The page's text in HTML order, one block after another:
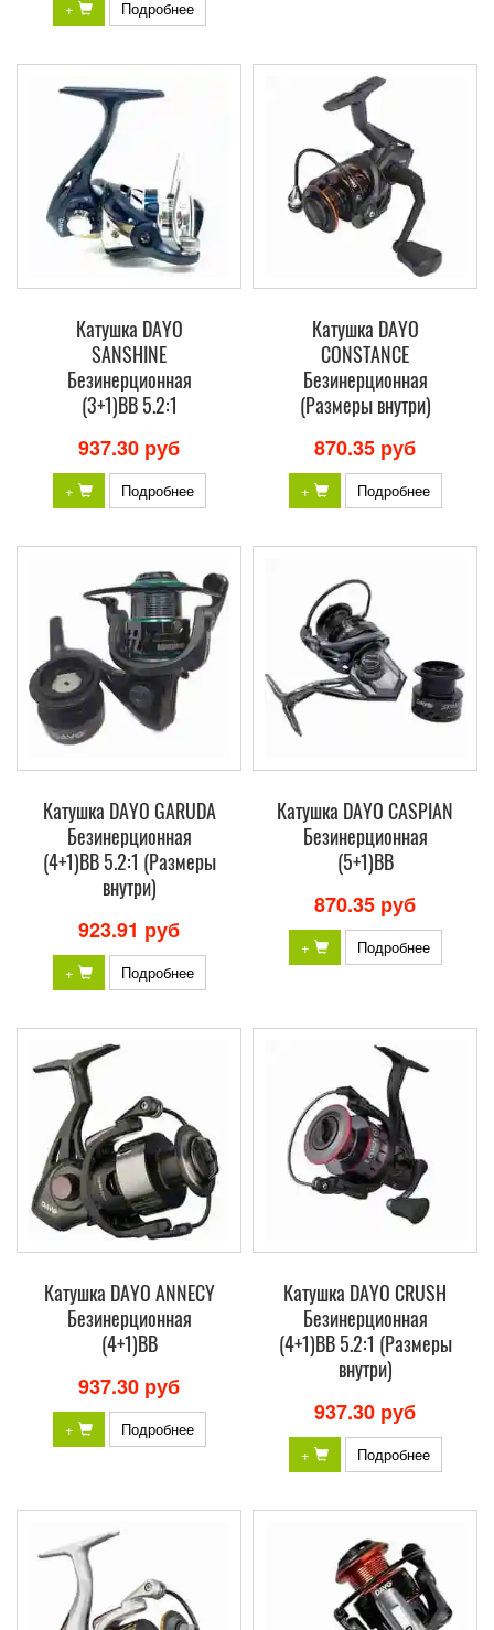
+ Подробнее
Катушка DAYO
SANSHINE
Безинерционная
(3+1)BB 5.2:1
937.30 руб
+ Подробнее
Катушка DAYO
CONSTANCE
Безинерционная
(Размеры внутри)
870.35 руб
+ Подробнее
Катушка DAYO GARUDA
Безинерционная
(4+1)BB 5.2:1 (Размеры
внутри)
923.91 руб
+ Подробнее
Катушка DAYO CASPIAN
Безинерционная
(5+1)BB
870.35 руб
+ Подробнее
Катушка DAYO ANNECY
Безинерционная
(4+1)BB
937.30 руб
+ Подробнее
Катушка DAYO CRUSH
Безинерционная
(4+1)BB 5.2:1 (Размеры
внутри)
937.30 руб
+ Подробнее